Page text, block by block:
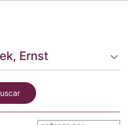
Ernst